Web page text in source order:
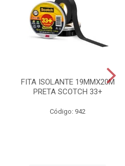
FITA ISOLANTE 19MMX20M
PRETA SCOTCH 33+
Código: 942